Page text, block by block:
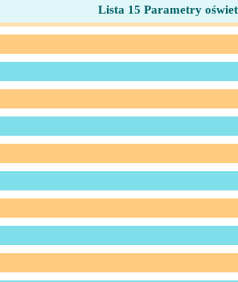
Lista 15 Parametry